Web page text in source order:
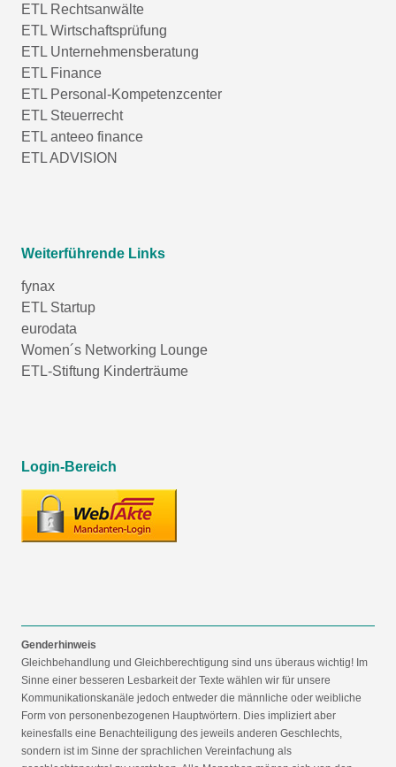
ETL Rechtsanwälte
ETL Wirtschaftsprüfung
ETL Unternehmensberatung
ETL Finance
ETL Personal-Kompetenzcenter
ETL Steuerrecht
ETL anteeo finance
ETL ADVISION
Weiterführende Links
fynax
ETL Startup
eurodata
Women´s Networking Lounge
ETL-Stiftung Kinderträume
Login-Bereich
Genderhinweis
Gleichbehandlung und Gleichberechtigung sind uns überaus wichtig! Im
Sinne einer besseren Lesbarkeit der Texte wählen wir für unsere
Kommunikationskanäle jedoch entweder die männliche oder weibliche
Form von personenbezogenen Hauptwörtern. Dies impliziert aber
keinesfalls eine Benachteiligung des jeweils anderen Geschlechts,
sondern ist im Sinne der sprachlichen Vereinfachung als